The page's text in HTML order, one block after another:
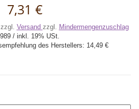
7,31 €
Versand zzgl. Mindermengenzuschlag
/ inkl. 19% USt.
des Herstellers: 14,49 €